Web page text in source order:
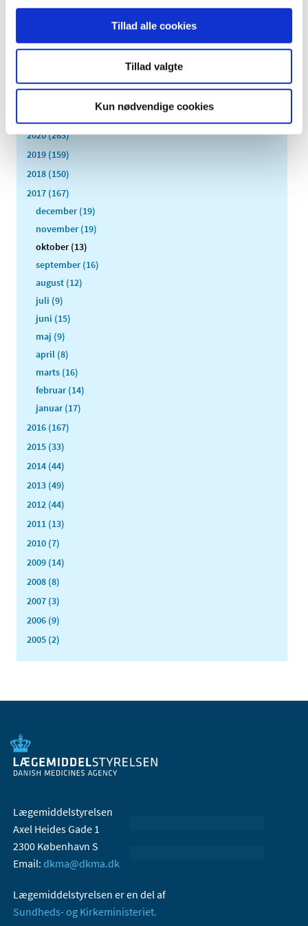
Tillad alle cookies
Tillad valgte
Kun nødvendige cookies
2020 (263)
2019 (159)
2018 (150)
2017 (167)
december (19)
november (19)
oktober (13)
september (16)
august (12)
juli (9)
juni (15)
maj (9)
april (8)
marts (16)
februar (14)
januar (17)
2016 (167)
2015 (33)
2014 (44)
2013 (49)
2012 (44)
2011 (13)
2010 (7)
2009 (14)
2008 (8)
2007 (3)
2006 (9)
2005 (2)
Lægemiddelstyrelsen
Axel Heides Gade 1
2300 København S
Email: dkma@dkma.dk
Lægemiddelstyrelsen er en del af
Sundheds- og Kirkeministeriet.